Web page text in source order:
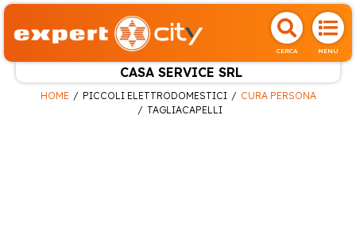
CERCA MENU
CASA SERVICE SRL
HOME PICCOLI ELETTRODOMESTICI
CURA PERSONA
TAGLIACAPELLI